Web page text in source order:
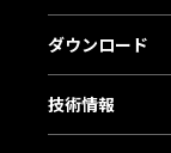
ダウンロード
技術情報